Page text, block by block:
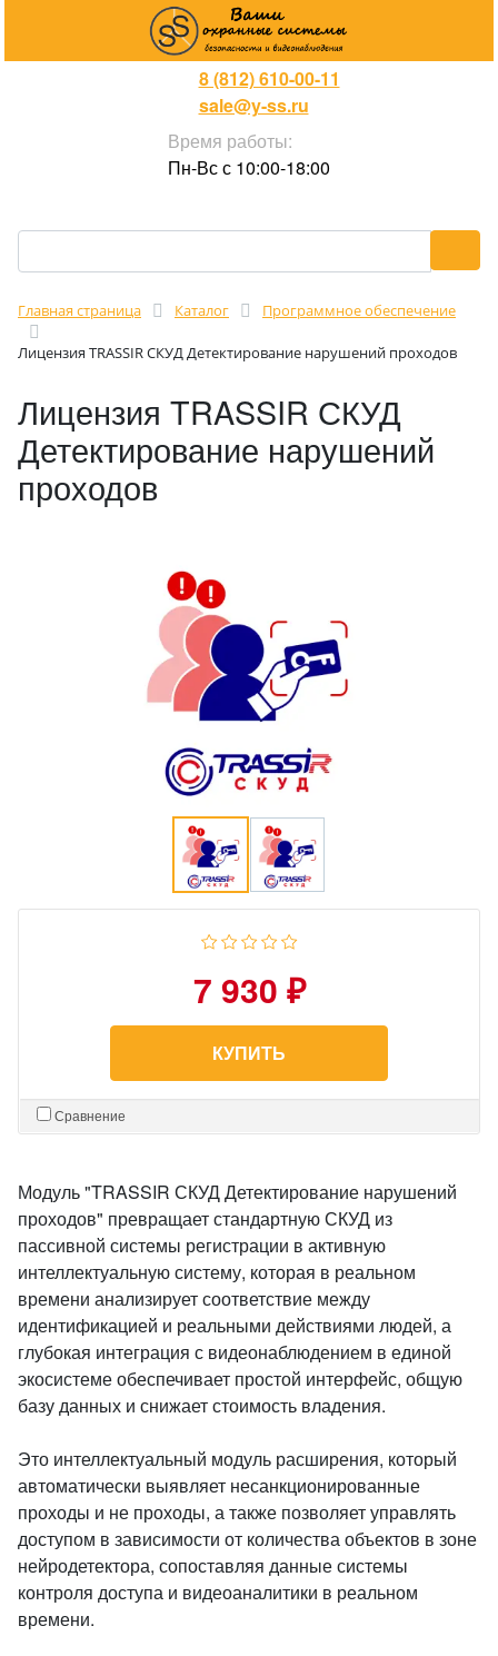
8 (812) 610-00-11
sale@y-ss.ru
Время работы:
Пн-Вс с 10:00-18:00
Главная страница Каталог Программное обеспечение
Лицензия TRASSIR СКУД Детектирование нарушений проходов
Лицензия TRASSIR СКУД
Детектирование нарушений
проходов
7 930 ₽
КУПИТЬ
Сравнение
Модуль "TRASSIR СКУД Детектирование нарушений
проходов" превращает стандартную СКУД из
пассивной системы регистрации в активную
интеллектуальную систему, которая в реальном
времени анализирует соответствие между
идентификацией и реальными действиями людей, а
глубокая интеграция с видеонаблюдением в единой
экосистеме обеспечивает простой интерфейс, общую
базу данных и снижает стоимость владения.
Это интеллектуальный модуль расширения, который
автоматически выявляет несанкционированные
проходы и не проходы, а также позволяет управлять
доступом в зависимости от количества объектов в зоне
нейродетектора, сопоставляя данные системы
контроля доступа и видеоаналитики в реальном
времени.